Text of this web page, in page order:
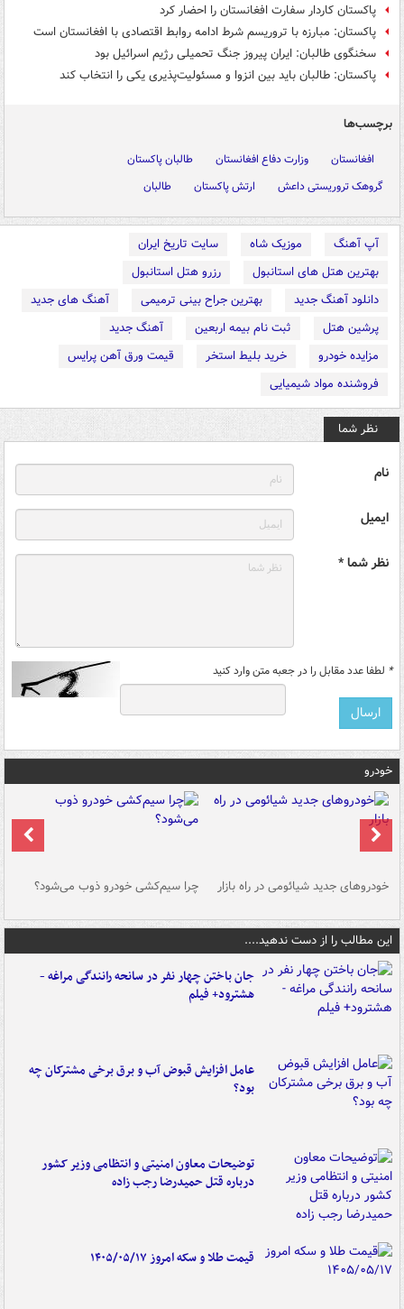
پاکستان کاردار سفارت افغانستان را احضار کرد
پاکستان: مبارزه با تروریسم شرط ادامه روابط اقتصادی با افغانستان است
سخنگوی طالبان: ایران پیروز جنگ تحمیلی رژیم اسرائیل بود
پاکستان: طالبان باید بین انزوا و مسئولیت‌پذیری یکی را انتخاب کند
برچسب‌ها
افغانستان وزارت دفاع افغانستان
طالبان پاکستان
گروهک تروریستی داعش
ارتش پاکستان طالبان
آپ آهنگ موزیک شاه
سایت تاریخ ایران
بهترین هتل های استانبول
رزرو هتل استانبول
دانلود آهنگ جدید
بهترین جراح بینی ترمیمی
آهنگ های جدید
پرشین هتل
ثبت نام بیمه اربعین
آهنگ جدید
مزایده خودرو
خرید بلیط استخر
قیمت ورق آهن پرایس
فروشنده مواد شیمیایی
نظر شما
نام
ایمیل
نظر شما *
* لطفا عدد مقابل را در جعبه متن وارد کنید
خودرو
خودروهای جدید شیائومی در راه بازار چرا سیم‌کشی خودرو ذوب می‌شود؟
این مطالب را از دست ندهید....
جان باختن چهار نفر در سانحه رانندگی مراغه -
هشترود+ فیلم
عامل افزایش قبوض آب و برق برخی مشترکان چه
بود؟
توضیحات معاون امنیتی و انتظامی وزیر کشور
درباره قتل حمیدرضا رجب زاده
قیمت طلا و سکه امروز ۱۴۰۵/۰۵/۱۷